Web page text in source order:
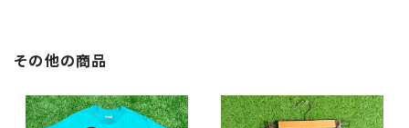
その他の商品